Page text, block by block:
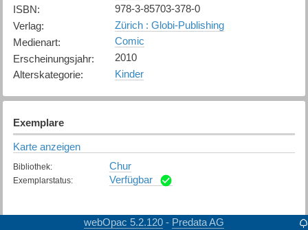
ISBN:
978-3-85703-378-0
Verlag:
Zürich : Globi-Publishing
Medienart:
Comic
Erscheinungsjahr:
2010
Alterskategorie: Kinder
Exemplare
Karte anzeigen
Bibliothek: Chur
Exemplarstatus: Verfügbar
webOpac 5.2.120 - Predata AG